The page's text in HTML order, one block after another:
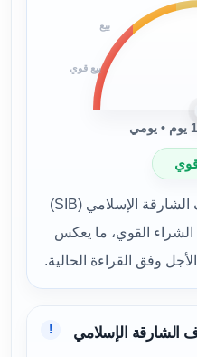
بيع قوي
بيع
التحليل الفني لسهم مصرف الشارقة الإسلامي (SIB)
إلى الشراء القوي، ما يعكس
وفق القراءة الحالية.
الشارقة الإسلامي
!